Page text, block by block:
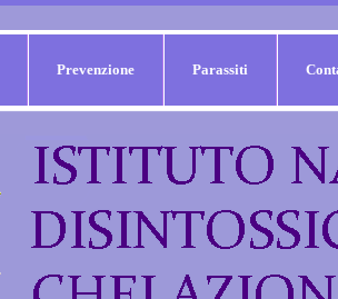
Prevenzione Parassiti